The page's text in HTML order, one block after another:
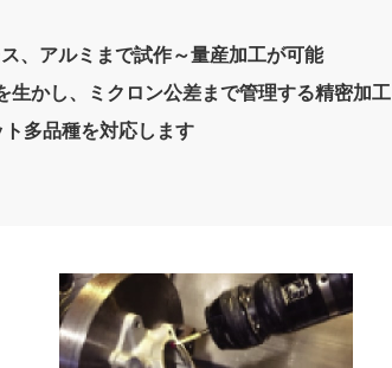
、アルミまで試作～量産加工が可能
生かし、ミクロン公差まで管理する精密加工
多品種を対応します